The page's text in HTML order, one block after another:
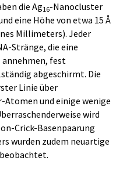
die Ag16-Nanocluster
eine Höhe von etwa 15 Å
Millimeters). Jeder
Stränge, die eine
fest
abgeschirmt. Die
Linie über
Atomen und einige wenige
wird
Crick-Basenpaarung
wurden zudem neuartige